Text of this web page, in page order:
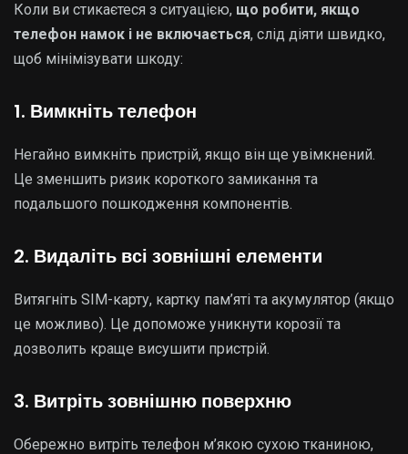
Коли ви стикаєтеся з ситуацією, що робити, якщо
телефон намок і не включається, слід діяти швидко,
щоб мінімізувати шкоду:
1. Вимкніть телефон
Негайно вимкніть пристрій, якщо він ще увімкнений.
Це зменшить ризик короткого замикання та
подальшого пошкодження компонентів.
2. Видаліть всі зовнішні елементи
Витягніть SIM-карту, картку пам’яті та акумулятор (якщо
це можливо). Це допоможе уникнути корозії та
дозволить краще висушити пристрій.
3. Витріть зовнішню поверхню
Обережно витріть телефон м’якою сухою тканиною,